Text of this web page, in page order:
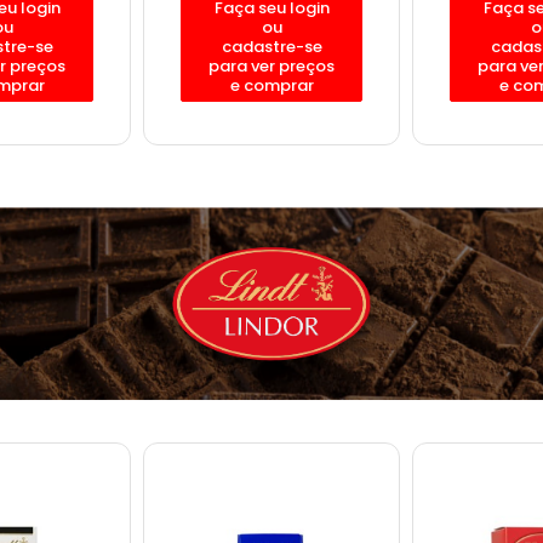
login
se
preços
Faça seu login
ou
cadastre-se
para ver preços
e comprar
Faça
para
e